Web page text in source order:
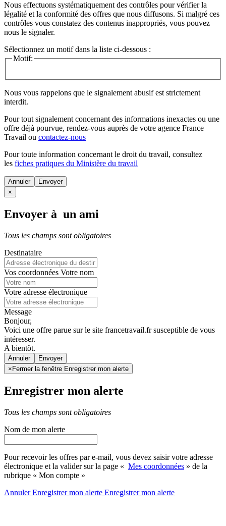
Nous effectuons systématiquement des contrôles pour vérifier la
légalité et la conformité des offres que nous diffusons. Si malgré ces
contrôles vous constatez des contenus inappropriés, vous pouvez
nous le signaler.
Sélectionnez un motif dans la liste ci-dessous :
Motif:
Nous vous rappelons que le signalement abusif est strictement
interdit.
Pour tout signalement concernant des informations inexactes ou une
offre déjà pourvue, rendez-vous auprès de votre agence France
Travail ou contactez-nous
Pour toute information concernant le droit du travail, consultez
les fiches pratiques du Ministère du travail
Annuler
×
Envoyer à un ami
Tous les champs sont obligatoires
Destinataire
Vos coordonnées Votre nom
Votre adresse électronique
Message
Bonjour,
Voici une offre parue sur le site francetravail.fr susceptible de vous
intéresser.
A bientôt.
Annuler
× Fermer la fenêtre Enregistrer mon alerte
Enregistrer mon alerte
Tous les champs sont obligatoires
Nom de mon alerte
Pour recevoir les offres par e-mail, vous devez saisir votre adresse
électronique et la valider sur la page « Mes coordonnées » de la
rubrique « Mon compte »
AnnulerEnregistrer mon alerte Enregistrermon alerte